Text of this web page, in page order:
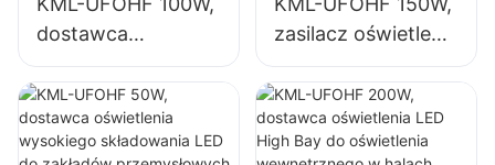
dostawca
oświetlenia
wysokiego
składowania LED
do zakładów
zasilacz oświetlenia
LED do
zastosowań
wewnętrznych w
zakładach